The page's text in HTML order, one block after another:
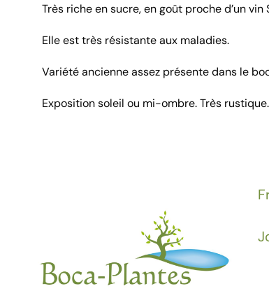
Très riche en sucre, en goût proche d’un vin
Elle est très résistante aux maladies.
Variété ancienne assez présente dans le
Exposition soleil ou mi-ombre. Très rustique.